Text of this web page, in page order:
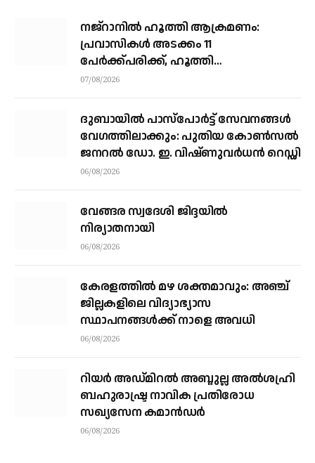
നജ്‌റാനില്‍ ഹൂത്തി ആക്രമണം:
പ്രവാസികള്‍ അടക്കം 11
പേർക്ക്പരിക്ക്, ഹൂത്തി
ആക്രമണത്തില്‍ 17 യെമന്‍
07/08/2026
ദുബായിൽ പാസ്‌പോർട്ട് സേവനങ്ങൾ
വേഗത്തിലാക്കും: പുതിയ കോൺസൽ
ജനറൽ ഡോ. ഇ. വിഷ്ണുവർധൻ റെഡ്ഡി
06/08/2026
വേങ്ങര സ്വദേശി ജിദ്ദയിൽ
നിര്യാതനായി
06/08/2026
കേരളത്തില്‍ മഴ ശക്തമാവും: അഞ്ച്
ജില്ലകളിലെ വിദ്യാഭ്യാസ
സ്ഥാപനങ്ങള്‍ക്ക് നാളെ അവധി
06/08/2026
റിയര്‍ അഡ്മിറല്‍ അബ്ദുല്ല അല്‍ശഹ്രി
ബഹുരാഷ്ട്ര നാവിക പ്രതിരോധ
സഖ്യസേന കമാന്‍ഡര്‍
06/08/2026